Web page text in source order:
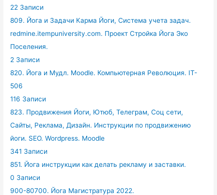
22 Записи
809. Йога и Задачи Карма Йоги, Система учета задач.
redmine.itempuniversity.com. Проект Стройка Йога Эко
Поселения.
2 Записи
820. Йога и Мудл. Moodle. Компьютерная Революция. IT-
506
116 Записи
823. Продвижения Йоги, Ютюб, Телеграм, Соц сети,
Сайты, Реклама, Дизайн. Инструкции по продвижению
йоги. SEO. Wordpress. Moodle
341 Записи
851. Йога инструкции как делать рекламу и заставки.
0 Записи
900-80700. Йога Магистратура 2022.